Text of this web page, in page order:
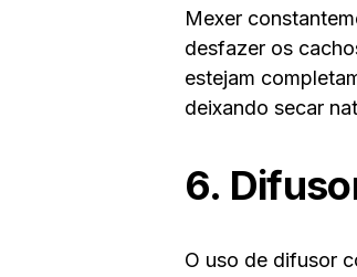
Mexer
desfazer os
estejam
deixando secar
6.
O uso de difusor